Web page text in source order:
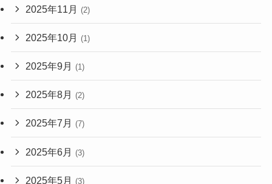
2025年11月 (2)
2025年10月 (1)
2025年9月 (1)
2025年8月 (2)
2025年7月 (7)
2025年6月 (3)
2025年5月 (3)